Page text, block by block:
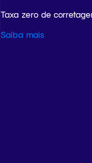
Taxa zero de
Saiba mais